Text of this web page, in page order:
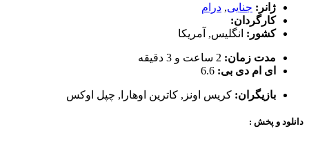
ژانر: جنایی, درام
کارگردان:
کشور: انگلیس, آمریکا
مدت زمان: 2 ساعت و 3 دقیقه
ای ام دی بی: 6.6
بازیگران: کریس اونز , کاترین اوهارا , چپل اوکس
دانلود و پخش :